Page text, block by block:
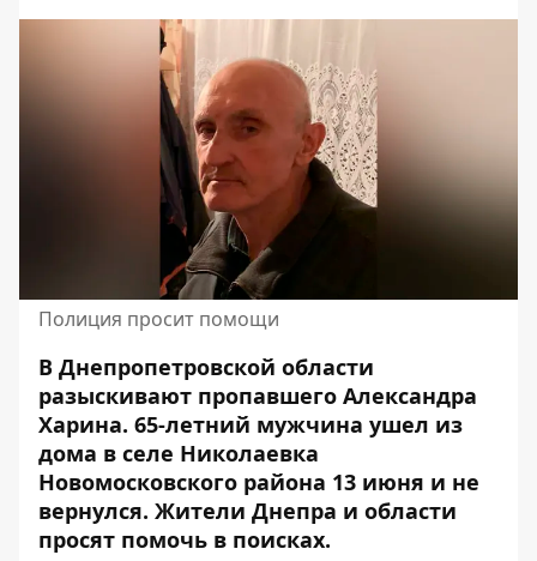
Полиция просит помощи
В Днепропетровской области
разыскивают пропавшего Александра
Харина. 65-летний мужчина ушел из
дома в селе Николаевка
Новомосковского района 13 июня и не
вернулся. Жители Днепра и области
просят помочь в поисках.